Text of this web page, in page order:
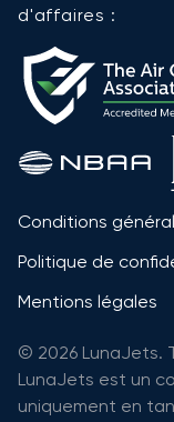
d'affaires :
Conditions
Politique de
Mentions légales
© 2026 LunaJets.
LunaJets est un
uniquement en